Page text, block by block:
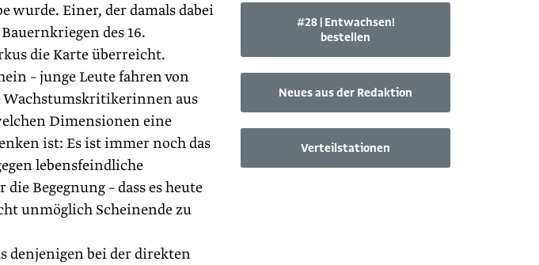
wurde. Einer, der damals dabei
des 16.
die Karte überreicht.
– junge Leute fahren von
Wachstumskritikerinnen aus
Dimensionen eine
ist: Es ist immer noch das
lebensfeindliche
Begegnung – dass es heute
unmöglich Scheinende zu
denjenigen bei der direkten
#28 | Entwachsen!
bestellen
Neues aus der Redaktion
Verteilstationen